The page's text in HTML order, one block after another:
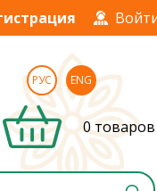
РУС ENG
0 товаров